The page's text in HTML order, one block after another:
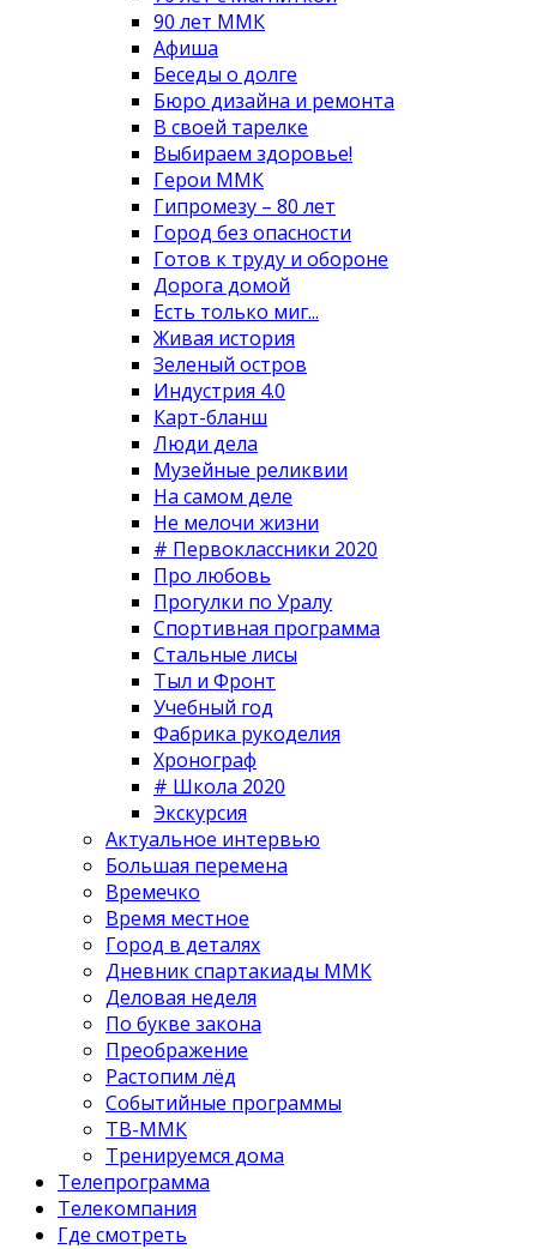
90 лет ММК
Афиша
Беседы о долге
Бюро дизайна и ремонта
В своей тарелке
Выбираем здоровье!
Герои ММК
Гипромезу – 80 лет
Город без опасности
Готов к труду и обороне
Дорога домой
Есть только миг...
Живая история
Зеленый остров
Индустрия 4.0
Карт-бланш
Люди дела
Музейные реликвии
На самом деле
Не мелочи жизни
# Первоклассники 2020
Про любовь
Прогулки по Уралу
Спортивная программа
Стальные лисы
Тыл и Фронт
Учебный год
Фабрика рукоделия
Хронограф
# Школа 2020
Экскурсия
Актуальное интервью
Большая перемена
Времечко
Время местное
Город в деталях
Дневник спартакиады ММК
Деловая неделя
По букве закона
Преображение
Растопим лёд
Событийные программы
ТВ-ММК
Тренируемся дома
Телепрограмма
Телекомпания
Где смотреть